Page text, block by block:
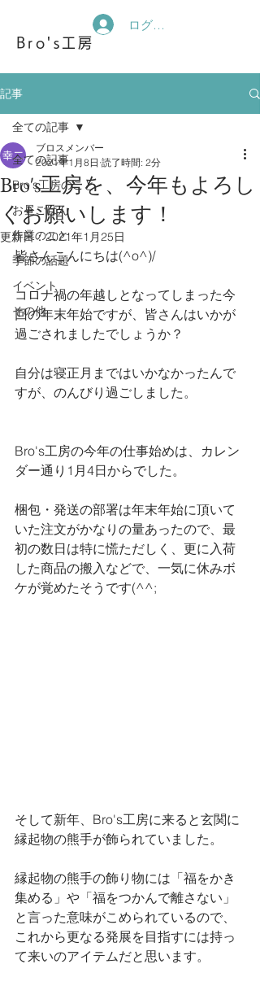
Bro's工房
ログイン
記事
全ての記事
Bro's工房のこと
お昼ごはん
作業のこと
季節の話題
イベント
その他
全ての記事
Bro's工房を、今年もよろし
くお願いします！
ブロスメンバー
2021年1月8日 読了時間: 2分
更新日：2021年1月25日
皆さんこんにちは(^o^)/
コロナ禍の年越しとなってしまった今
回の年末年始ですが、皆さんはいかが
過ごされましたでしょうか？
自分は寝正月まではいかなかったんで
すが、のんびり過ごしました。
Bro's工房の今年の仕事始めは、カレン
ダー通り1月4日からでした。
梱包・発送の部署は年末年始に頂いて
いた注文がかなりの量あったので、最
初の数日は特に慌ただしく、更に入荷
した商品の搬入などで、一気に休みボ
ケが覚めたそうです(^^;
そして新年、Bro's工房に来ると玄関に
縁起物の熊手が飾られていました。
縁起物の熊手の飾り物には「福をかき
集める」や「福をつかんで離さない」
と言った意味がこめられているので、
これから更なる発展を目指すには持っ
て来いのアイテムだと思います。